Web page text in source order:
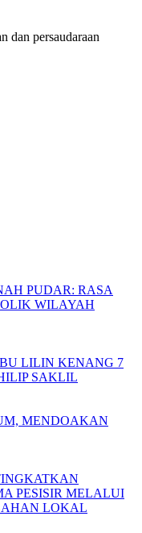
dan persaudaraan
PUDAR: RASA
WILAYAH
LILIN KENANG 7
SAKLIL
MENDOAKAN
PESISIR MELALUI
LOKAL